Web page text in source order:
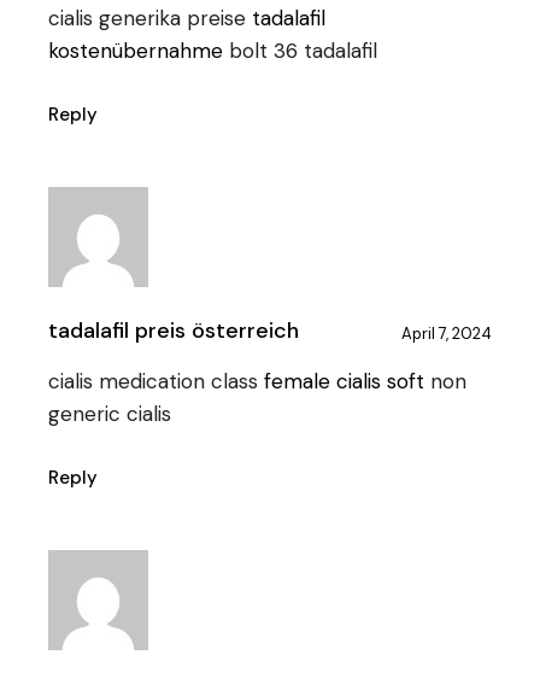
cialis generika preise tadalafil
kostenübernahme bolt 36 tadalafil
Reply
tadalafil preis österreich April 7, 2024
cialis medication class female cialis soft non
generic cialis
Reply